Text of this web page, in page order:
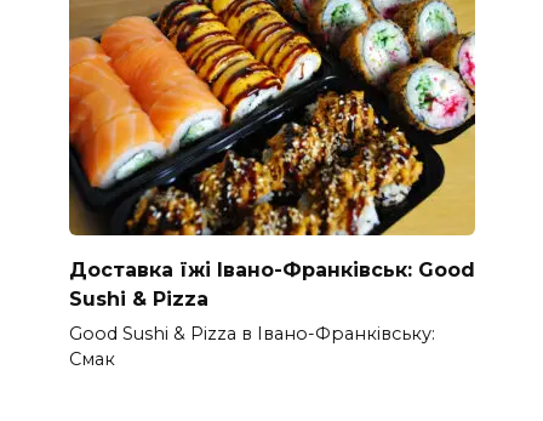
Доставка їжі Івано-Франківськ: Good
Sushi & Pizza
Good Sushi & Pizza в Івано-Франківську:
Смак